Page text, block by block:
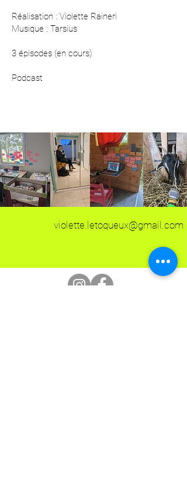
Réalisation : Violette Raineri
Musique : Tarsius
3 épisodes (en cours)
Podcast
violette.letoqueux@gmail.com